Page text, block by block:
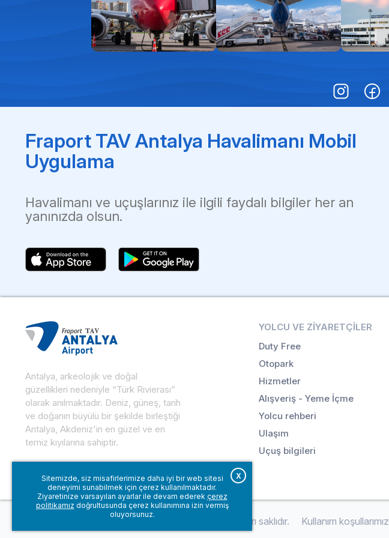
Sitemizde, siz misafirlerimize daha iyi bir web sitesi
deneyimi sunabilmek için çerez kullanılmaktadır.
Ziyaretinize varsayılan ayarlar ile devam ederek çerez
politikamız doğrultusunda çerez kullanımına izin vermiş
oluyorsunuz.
X
Fraport TAV Antalya Havalimanı Mobil
Uygulama
Havalimanı ve uçuşlarınız ile ilgili faydalı bilgiler her an
yanınızda olsun.
Antalya, arkeolojik ve doğal
güzellikleri nedeniyle “Türk Rivierası”
olarak anılmaktadır. Deniz, güneş, tarih
ve doğanın büyülü bir şekilde birleştiği
Antalya, Akdeniz'in en güzel ve en
temiz kıyılarına sahiptir.
YOLCU VE ZIYARETÇILER
Duty Free
Otopark
Hizmetler
Alışveriş - Yeme İçme
Yolcu rehberi
Ulaşım
Uçuş bilgileri
© Fraport TAV Antalya Havalimanı, 2018. Tüm hakları saklıdır. Kullanım koşullarımız